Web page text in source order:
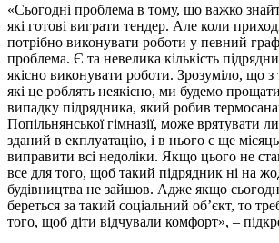
«Сьогодні проблема в тому, що важко
які готові виграти тендер. Але коли
потрібно виконувати роботи у певний
проблема. Є та невелика кількість
якісно виконувати роботи. Зрозуміло, що
які це роблять неякісно, ми будемо
випадку підрядника, який робив
Попільнянської гімназії, може врятувати
зданий в екплуатацію, і в нього є ще
виправити всі недоліки. Якщо цього не
все для того, щоб такий підрядник ні на
будівництва не зайшов. Адже якщо
береться за такий соціальний об’єкт, то
того, щоб діти відчували комфорт», –